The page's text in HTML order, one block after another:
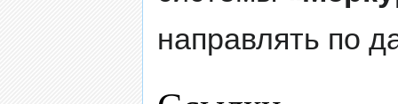
направлять по